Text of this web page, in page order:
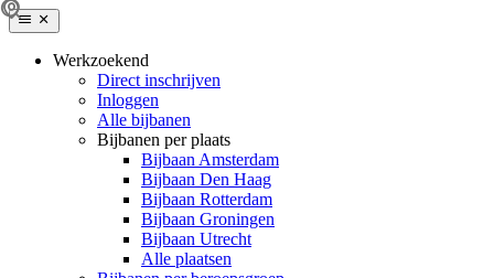
Werkzoekend
Direct inschrijven
Inloggen
Alle bijbanen
Bijbanen per plaats
Bijbaan Amsterdam
Bijbaan Den Haag
Bijbaan Rotterdam
Bijbaan Groningen
Bijbaan Utrecht
Alle plaatsen